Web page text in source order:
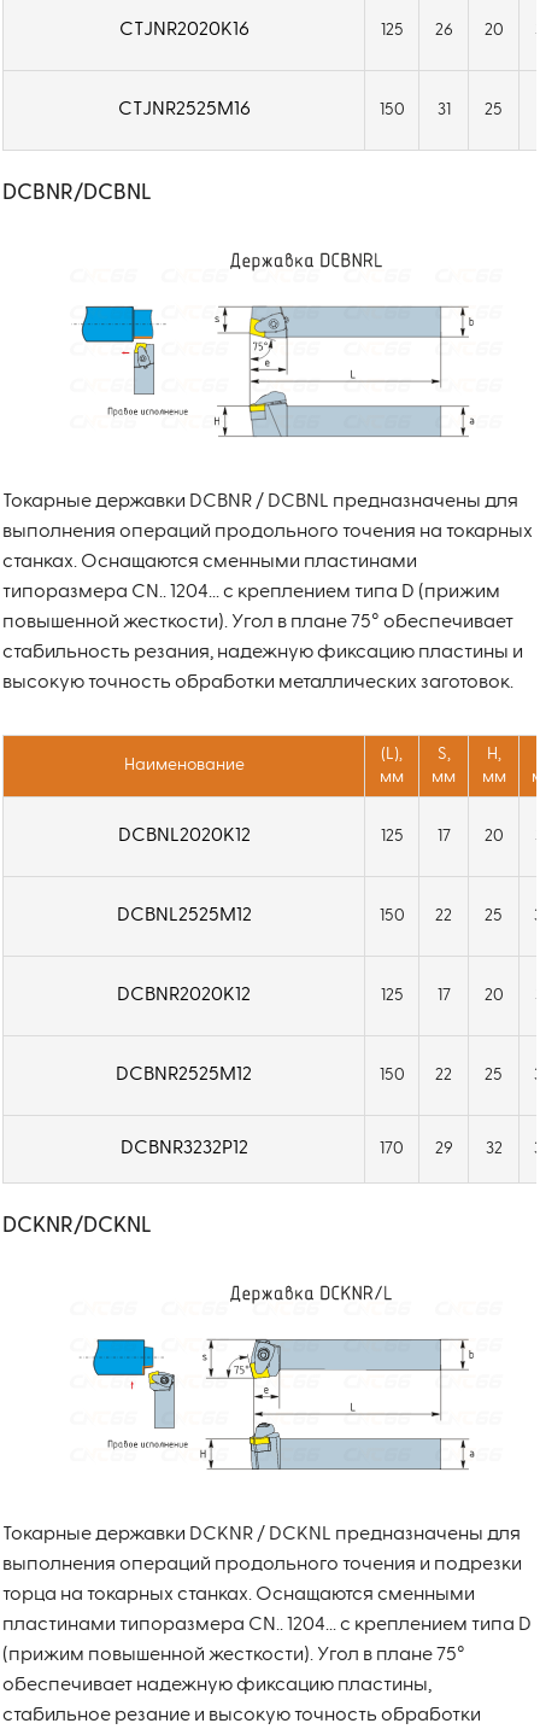
CTJNR2020K16 125 26 20
CTJNR2525M16 150 31 25
DCBNR/DCBNL
Токарные державки DCBNR / DCBNL предназначены для
выполнения операций продольного точения на токарных
станках. Оснащаются сменными пластинами
типоразмера CN.. 1204... с креплением типа D (прижим
повышенной жесткости). Угол в плане 75° обеспечивает
стабильность резания, надежную фиксацию пластины и
высокую точность обработки металлических заготовок.
Наименование
(L),
мм
S,
мм
H,
мм
DCBNL2020K12 125 17 20
DCBNL2525M12 150 22 25
DCBNR2020K12 125 17 20
DCBNR2525M12 150 22 25
DCBNR3232P12 170 29 32
DCKNR/DCKNL
Токарные державки DCKNR / DCKNL предназначены для
выполнения операций продольного точения и подрезки
торца на токарных станках. Оснащаются сменными
пластинами типоразмера CN.. 1204... с креплением типа D
(прижим повышенной жесткости). Угол в плане 75°
обеспечивает надежную фиксацию пластины,
стабильное резание и высокую точность обработки